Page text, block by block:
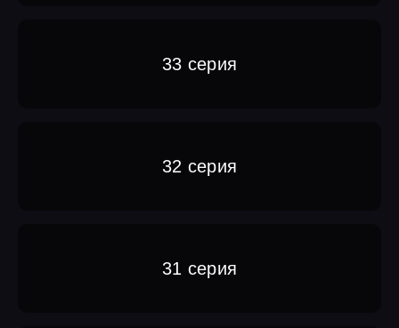
33 серия
32 серия
31 серия